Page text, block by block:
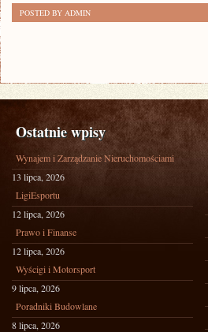
POSTED BY ADMIN
Ostatnie wpisy
Wynajem i Zarządzanie Nieruchomościami
13 lipca, 2026
LigiEsportu
12 lipca, 2026
Prawo i Finanse
12 lipca, 2026
Wyścigi i Motorsport
9 lipca, 2026
Poradniki Budowlane
8 lipca, 2026